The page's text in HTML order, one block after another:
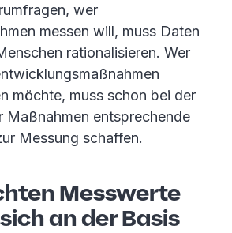
wer
messen will, muss Daten
rationalisieren. Wer
möchte, muss schon bei der
Maßnahmen entsprechende
Messung schaffen.
Messwerte
an der Basis